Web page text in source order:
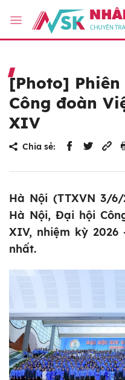
[Photo]
Công đoàn
XIV
Chia sẻ:
Hà Nội (TTXVN 3/
Hà Nội, Đại hội
XIV, nhiệm kỳ
nhất.